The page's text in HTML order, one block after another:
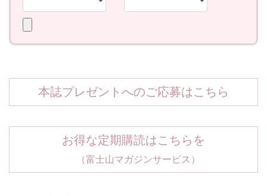
本誌プレゼントへのご応募はこちら
お得な定期購読はこちらを
（富士山マガジンサービス）